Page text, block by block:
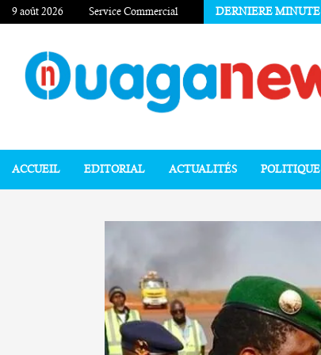
9 août 2026 Service Commercial DERNIERE MINUTE
ACCUEIL EDITORIAL ACTUALITÉS POLITIQUE